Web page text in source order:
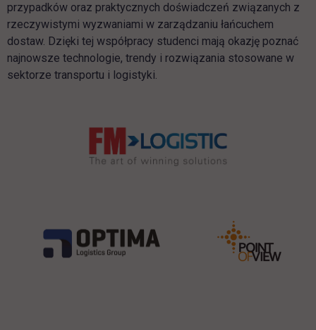
przypadków oraz praktycznych doświadczeń związanych z
rzeczywistymi wyzwaniami w zarządzaniu łańcuchem
dostaw. Dzięki tej współpracy studenci mają okazję poznać
najnowsze technologie, trendy i rozwiązania stosowane w
sektorze transportu i logistyki.